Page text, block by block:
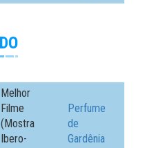
Melhor
Filme
(Mostra
Ibero-
Perfume
de
Gardênia